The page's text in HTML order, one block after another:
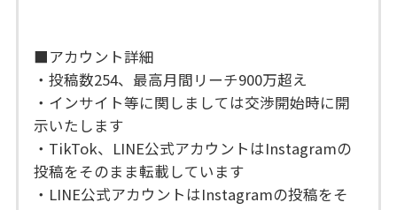
■アカウント詳細
・投稿数254、最高月間リーチ900万超え
・インサイト等に関しましては交渉開始時に開
示いたします
・TikTok、LINE公式アカウントはInstagramの
投稿をそのまま転載しています
・LINE公式アカウントはInstagramの投稿をそ